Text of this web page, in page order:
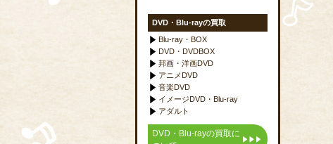
DVD・Blu-rayの買取
Blu-ray・BOX
DVD・DVDBOX
邦画・洋画DVD
アニメDVD
音楽DVD
イメージDVD・Blu-ray
アダルト
DVD・Blu-rayの買取に